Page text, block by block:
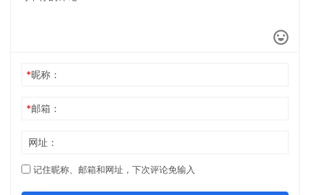
*昵称：
*邮箱：
网址：
记住昵称、邮箱和网址，下次评论免输入